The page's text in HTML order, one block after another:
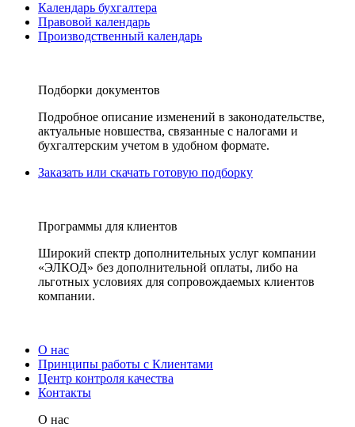
Календарь бухгалтера
Правовой календарь
Производственный календарь
Подборки документов
Подробное описание изменений в законодательстве,
актуальные новшества, связанные с налогами и
бухгалтерским учетом в удобном формате.
Заказать или скачать готовую подборку
Программы для клиентов
Широкий спектр дополнительных услуг компании
«ЭЛКОД» без дополнительной оплаты, либо на
льготных условиях для сопровождаемых клиентов
компании.
О нас
Принципы работы с Клиентами
Центр контроля качества
Контакты
О нас